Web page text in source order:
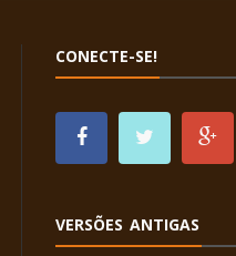
CONECTE-SE!
VERSÕES ANTIGAS